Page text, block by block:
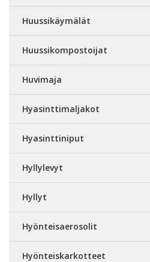
Huussikäymälät
Huussikompostoijat
Huvimaja
Hyasinttimaljakot
Hyasinttiniput
Hyllylevyt
Hyllyt
Hyönteisaerosolit
Hyönteiskarkotteet